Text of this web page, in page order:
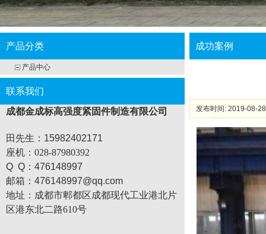
产品分类
产品中心
联系我们
成都金成标高强度紧固件制造有限公司
田先生：15982402171
座机 ：028-87980392
Q Q：476148997
邮箱：476148997@qq.com
地址： 成都市郫都区成都现代工业港北片
区港东北二路610号
成功案例
发布时间: 2019-08-